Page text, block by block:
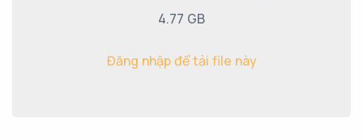
4.77 GB
Đăng nhập để tải file này